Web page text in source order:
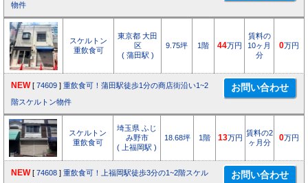
物件
スケルトン
重飲食可
東京都 大田
区
( 蒲田駅 )
9.75坪 1階 44万円
賃料の
10ヶ月
分
0万円
NEW [ 74609 ] 重飲食可！蒲田駅徒歩1分の商店街沿い1~2
階スケルトン物件
スケルトン
重飲食可
埼玉県 ふじ
み野市
( 上福岡駅 )
18.68坪 1階 13万円
賃料の2
ヶ月分
0万円
NEW [ 74608 ] 重飲食可！上福岡駅徒歩3分の1~2階スケル